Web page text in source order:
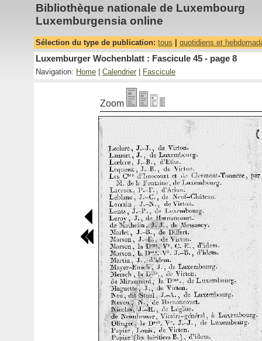
Bibliothèque nationale de Luxembourg
Luxemburgensia online
Sélection du type de publication: tous quotidiens et
Luxemburger Wochenblatt : Fascicule 45 - page 8
Navigation: Home Calendrier Fascicule
Zoom